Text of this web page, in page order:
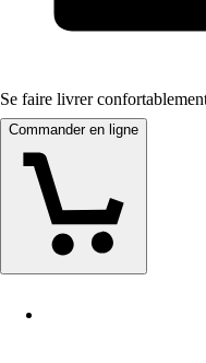
Se faire livrer
Commander en ligne